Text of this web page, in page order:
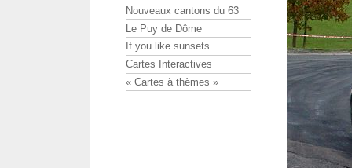
Nouveaux cantons du 63
Le Puy de Dôme
If you like sunsets ...
Cartes Interactives
« Cartes à thèmes »